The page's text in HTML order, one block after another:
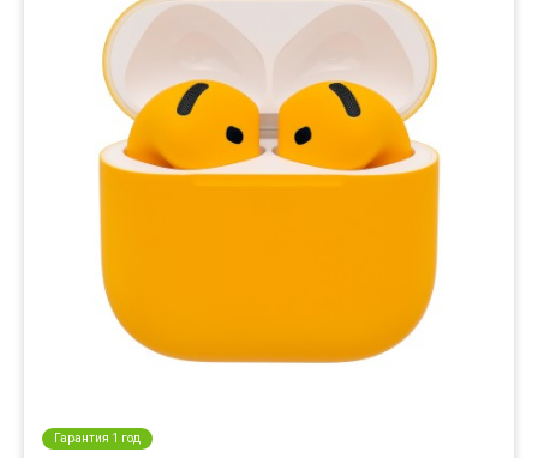
Гарантия 1 год